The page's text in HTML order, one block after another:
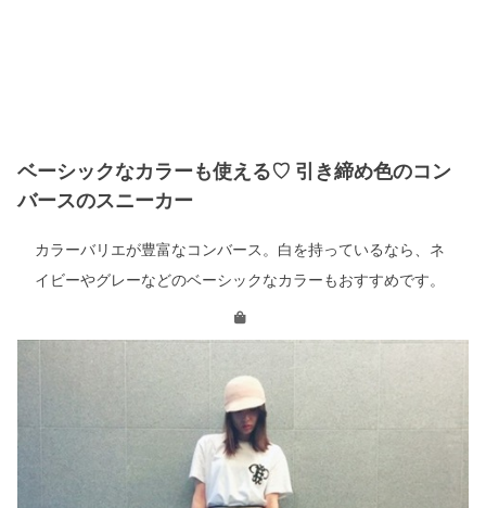
ベーシックなカラーも使える♡ 引き締め色のコン
バースのスニーカー
カラーバリエが豊富なコンバース。白を持っているなら、ネ
イビーやグレーなどのベーシックなカラーもおすすめです。